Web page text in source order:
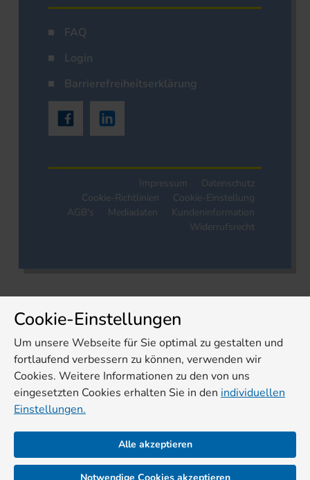
FAQ
Login
Barrierefreiheitserklärung
Impressum
Datenschutz
Cookie-Richtlinien
Cookie-Einstellung
AGB's
Mediadaten
Kundeninformation
Widerrufsrecht
Cookie-Einstellungen
Um unsere Webseite für Sie optimal zu gestalten und
fortlaufend verbessern zu können, verwenden wir
Cookies. Weitere Informationen zu den von uns
eingesetzten Cookies erhalten Sie in den individuellen
Einstellungen.
Alle akzeptieren